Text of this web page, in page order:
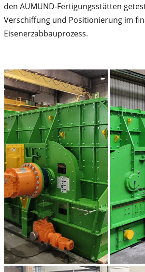
den AUMUND-Fertigungsstätten
Verschiffung und Positionierung im
Eisenerzabbauprozess.